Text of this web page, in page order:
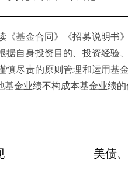
《基金合同》《招募说明书
据自身投资目的、投资经验
慎尽责的原则管理和运用基
金业绩不构成本基金业绩的
美债